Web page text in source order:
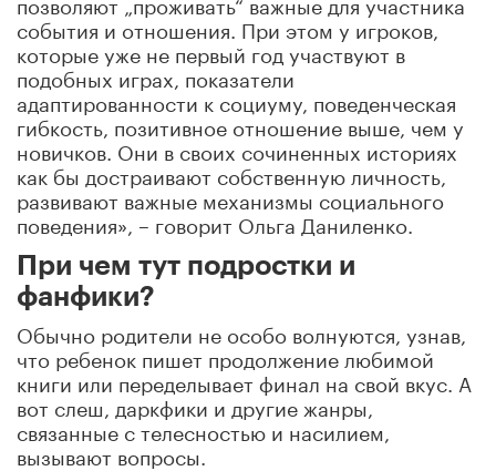
события и отношения. При этом у игроков,
которые уже не первый год участвуют в
подобных играх, показатели
адаптированности к социуму, поведенческая
гибкость, позитивное отношение выше, чем у
новичков. Они в своих сочиненных историях
как бы достраивают собственную личность,
развивают важные механизмы социального
поведения», – говорит Ольга Даниленко.
При чем тут подростки и
фанфики?
Обычно родители не особо волнуются, узнав,
что ребенок пишет продолжение любимой
книги или переделывает финал на свой вкус. А
вот слеш, даркфики и другие жанры,
связанные с телесностью и насилием,
вызывают вопросы.